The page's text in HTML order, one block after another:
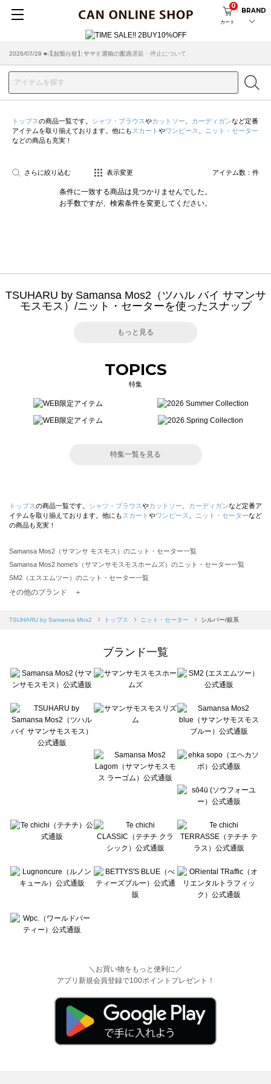
カート
0
BRAND
2026/07/29 ■【お知らせ】ヤマト運輸の配送遅延・停止について
2026/03/18 ■店舗受け取りサービスのご案内
トップスの商品一覧です。 シャツ・ブラウスやカットソー カーディガンなど定番
アイテムを取り揃えております。他にも スカート やワンピース
ニット・セーター
などの商品も充実！
さらに絞り込む 表示変更 アイテム数： 件
条件に一致する商品は見つかりませんでした。
お手数ですが、検索条件を変更してください。
TSUHARU by Samansa Mos2（ツハル バイ サマンサ
モスモス）/ニット・セーターを使ったスナップ
もっと見る
TOPICS
特集
特集一覧を見る
トップスの商品一覧です。 シャツ・ブラウスやカットソー カーディガンなど定番ア
イテムを取り揃えております。他にも スカート やワンピース ニット・セーターなど
の商品も充実！
Samansa Mos2（サマンサ モスモス）のニット・セーター一覧
Samansa Mos2 home's（サマンサモスモスホームズ）のニット・セーター一覧
SM2（エスエムツー）のニット・セーター一覧
Samansa Mos2 blue（サマンサモスモス ブルー）のニット・セーター一覧
sō4ū（ソウフォーユー）のニット・セーター一覧
Te chichi（テチチ）のニット・セーター一覧
Te chichi CLASSIC（テチチ クラシック）のニット・セーター一覧
Lugnoncure（ルノンキュール）のニット・セーター一覧
BETTY'S BLUE（べティーズブルー）のニット・セーター一覧
Wpc.（ワールドパーティー）のニット・セーター一覧
その他のブランド ＋
TSUHARU by Samansa Mos2 トップス ニット・セーター シルバー/銀系
ブランド一覧
＼お買い物をもっと便利に／
アプリ新規会員登録で100ポイントプレゼント！